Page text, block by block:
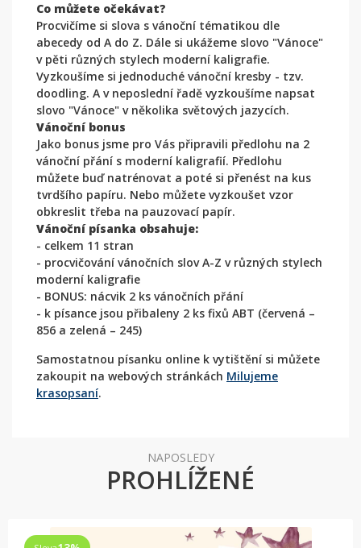
Co můžete očekávat?
Procvičíme si slova s vánoční tématikou dle
abecedy od A do Z. Dále si ukážeme slovo "Vánoce"
v pěti různých stylech moderní kaligrafie.
Vyzkoušíme si jednoduché vánoční kresby - tzv.
doodling. A v neposlední řadě vyzkoušíme napsat
slovo "Vánoce" v několika světových jazycích.
Vánoční bonus
Jako bonus jsme pro Vás připravili předlohu na 2
vánoční přání s moderní kaligrafií. Předlohu
můžete buď natrénovat a poté si přenést na kus
tvrdšího papíru. Nebo můžete vyzkoušet vzor
obkreslit třeba na pauzovací papír.
Vánoční písanka obsahuje:
- celkem 11 stran
- procvičování vánočních slov A-Z v různých stylech
moderní kaligrafie
- BONUS: nácvik 2 ks vánočních přání
- k písance jsou přibaleny 2 ks fixů ABT (červená –
856 a zelená – 245)
Samostatnou písanku online k vytištění si můžete
zakoupit na webových stránkách Milujeme
krasopsaní.
NAPOSLEDY
PROHLÍŽENÉ